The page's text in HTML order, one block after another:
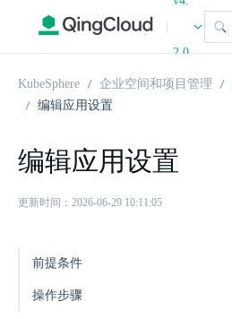
|
2.0
KubeSphere 企业空间和项目管理
编辑应用设置
编辑应用设置
更新时间：2026-06-29 10:11:05
前提条件
操作步骤